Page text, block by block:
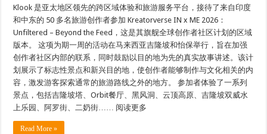
Klook 是亚太地区领先的跨区域体验和旅游服务平台，接待了来自印度
和中东的 50 多名旅游创作者参加 Kreatorverse IN x ME 2026：
Unfiltered – Beyond the Feed，这是其旗舰全球创作者社区计划的区域
版本。 这项为期一周的活动在马来西亚吉隆坡和怡保举行，旨在加强
创作者社区内部的联系，同时鼓励以目的地为先的真实故事讲述。该计
划展示了标志性景点和新兴目的地，使创作者能够制作与文化相关的内
容，激发游客探索通常的旅游路线之外的地方。 参加者体验了一系列
景点，包括吉隆坡塔、Orbit餐厅、黑风洞、云顶高原、吉隆坡双威水
上乐园、阿罗街、二奶街…… 阅读更多
Read More »